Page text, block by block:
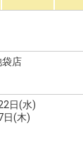
袋店
日(水)
日(木)